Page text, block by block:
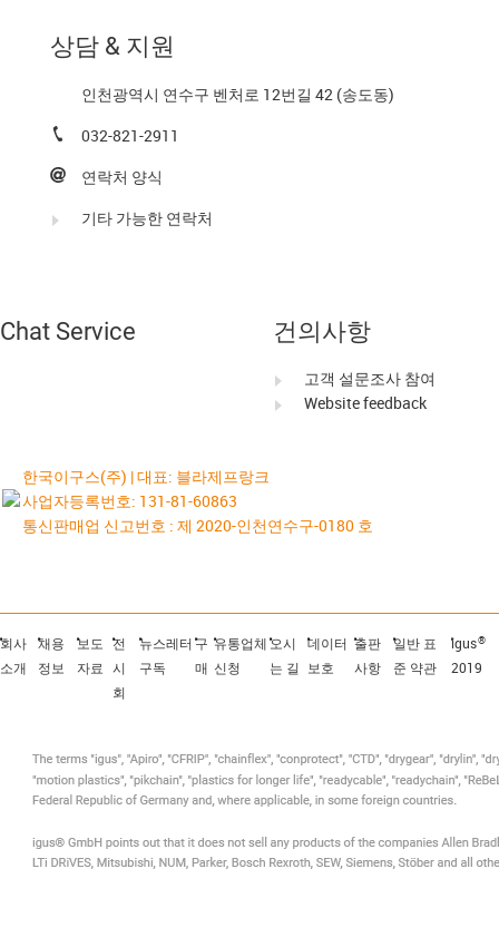
상담 & 지원
인천광역시 연수구 벤처로 12번길 42 (송도동)
032-821-2911
연락처 양식
기타 가능한 연락처
Chat Service 건의사항
고객 설문조사 참여
Website feedback
한국이구스(주) | 대표: 블라제프랑크
사업자등록번호: 131-81-60863
통신판매업 신고번호 : 제 2020-인천연수구-0180 호
회사
소개
채용
정보
보도
자료
전
시
회
뉴스레터
구독
구
매
유통업체
신청
오시
는 길
데이터
보호
출판
사항
일반 표
준 약관
igus®
2019